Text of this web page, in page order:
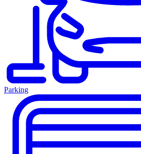
Parking